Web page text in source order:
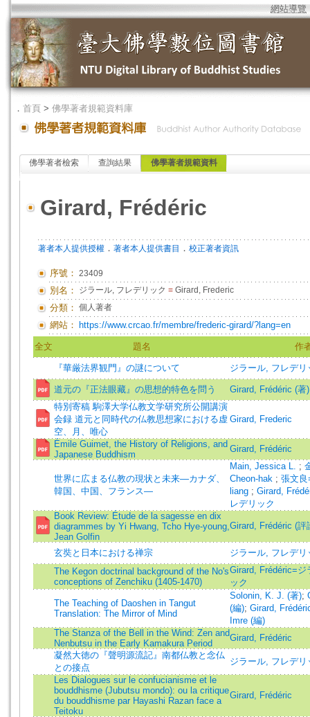
網站導覽
． 首頁 > 佛學著者規範資料庫
佛學著者檢索 查詢結果 佛學著者規範資料
Girard, Frédéric
著者本人提供授權 ． 著者本人提供書目 ． 校正著者資訊
序號： 23409
別名： ジラール, フレデリック = Girard, Frederic
分類： 個人著者
網站： https://www.crcao.fr/membre/frederic-girard/?lang=en
全文 題名 作
『華厳法界観門』の謎について ジラール, フレデリ
道元の『正法眼藏』の思想的特色を問う
Girard, Frédéric (著)
特別寄稿 駒澤大学仏教文学研究所公開講演
会録 道元と同時代の仏教思想家における虚
空、月、唯心
Girard, Frederic
Émile Guimet, the History of Religions, and
Japanese Buddhism
Girard, Frédéric
世界に広まる仏教の現状と未来―カナダ、
韓国、中国、フランス―
Main, Jessica L. ;
Cheon-hak ; 張文良
liang ; Girard,
レデリック
Book Review: Étude de la sagesse en dix
diagrammes by Yi Hwang, Tcho Hye-young,
Jean Golfin
Girard, Frédéric (評
玄奘と日本における禅宗
ジラール, フレデリ
The Kegon doctrinal background of the No's
conceptions of Zenchiku (1405-1470)
Girard, Frédéric=
ック
The Teaching of Daoshen in Tangut
Translation: The Mirror of Mind
Solonin, K. J. (著);
(編); Girard,
Imre (編)
The Stanza of the Bell in the Wind: Zen and
Nenbutsu in the Early Kamakura Period
Girard, Frédéric
凝然大徳の『聲明源流記』南都仏教と念仏
との接点
ジラール, フレデリ
Les Dialogues sur le confucianisme et le
bouddhisme (Jubutsu mondo): ou la critique
du bouddhisme par Hayashi Razan face a
Teitoku
Girard, Frédéric